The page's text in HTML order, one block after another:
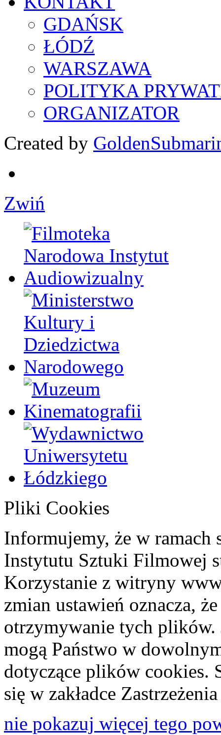
GDAŃSK
ŁÓDŹ
WARSZAWA
POLITYKA
ORGANIZATOR
Created by
Zwiń
Pliki Cookies
Informujemy, że w ramach
Instytutu Sztuki Filmowej
Korzystanie z witryny
zmian ustawień oznacza,
otrzymywanie tych plików.
mogą Państwo w
dotyczące plików cookies.
się w zakładce
nie pokazuj więcej tego